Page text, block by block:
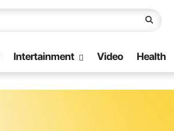
Intertainment Video Health